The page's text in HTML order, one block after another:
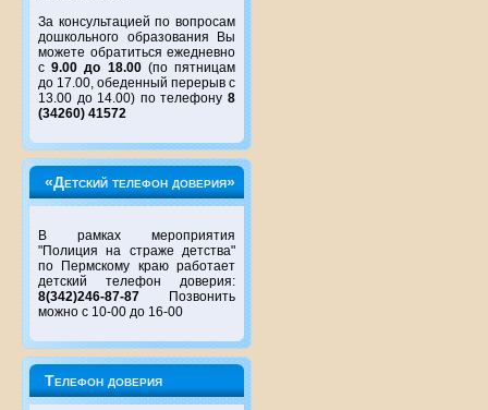
За консультацией по вопросам
дошкольного образования Вы
можете обратиться ежедневно
с9.00 до 18.00(по пятницам
до 17.00, обеденный перерыв с
13.00 до 14.00) по телефону 8
(34260) 41572
«Детский телефон доверия»
В рамках мероприятия
"Полиция на страже детства"
по Пермскому краю работает
детский телефон доверия:
8(342)246-87-87 Позвонить
можно с 10-00 до 16-00
Телефон доверия